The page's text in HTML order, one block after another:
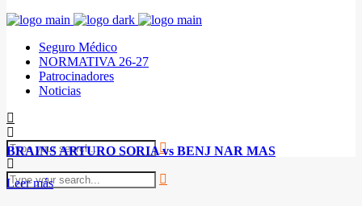
Seguro Médico
NORMATIVA 26-27
Patrocinadores
Noticias
BRAINS ARTURO SORIA vs BENJ NAR MAS
Leer más